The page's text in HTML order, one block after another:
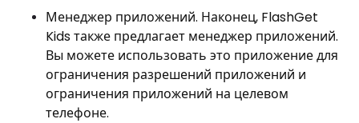
Менеджер приложений. Наконец, FlashGet
Kids также предлагает менеджер приложений.
Вы можете использовать это приложение для
ограничения разрешений приложений и
ограничения приложений на целевом
телефоне.